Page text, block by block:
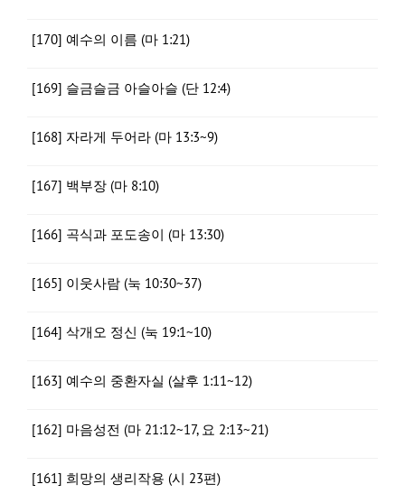
[170] 예수의 이름 (마 1:21)
[169] 슬금슬금 아슬아슬 (단 12:4)
[168] 자라게 두어라 (마 13:3~9)
[167] 백부장 (마 8:10)
[166] 곡식과 포도송이 (마 13:30)
[165] 이웃사람 (눅 10:30~37)
[164] 삭개오 정신 (눅 19:1~10)
[163] 예수의 중환자실 (살후 1:11~12)
[162] 마음성전 (마 21:12~17, 요 2:13~21)
[161] 희망의 생리작용 (시 23편)